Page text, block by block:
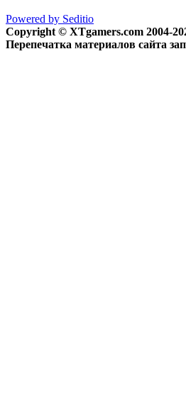
Powered by Seditio
Copyright © XTgamers.com 2004-
Перепечатка материалов сайта